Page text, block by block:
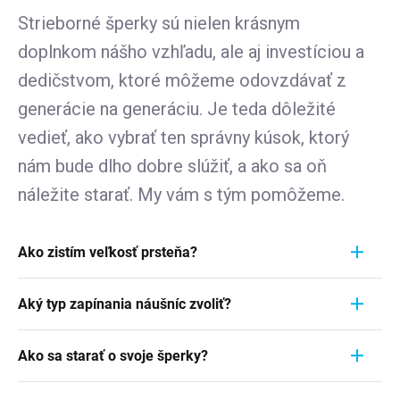
Strieborné šperky sú nielen krásnym
doplnkom nášho vzhľadu, ale aj investíciou a
dedičstvom, ktoré môžeme odovzdávať z
generácie na generáciu. Je teda dôležité
vedieť, ako vybrať ten správny kúsok, ktorý
nám bude dlho dobre slúžiť, a ako sa oň
náležite starať. My vám s tým pomôžeme.
Ako zistím veľkosť prsteňa?
Aby ste zistili jeho veľkosť, vezmite pravítko a
položte ho priamo na prstienok, ktorý momentálne
nosíte. Dôležité je zamerať sa na jeho VNÚTORNÝ
Aký typ zapínania náušníc zvoliť?
pohodlie, bezpečnosť a štýl náušníc. Strieborné
náušnice zvyčajne majú klasické háčiky, ktoré sú
Ako sa starať o svoje šperky?